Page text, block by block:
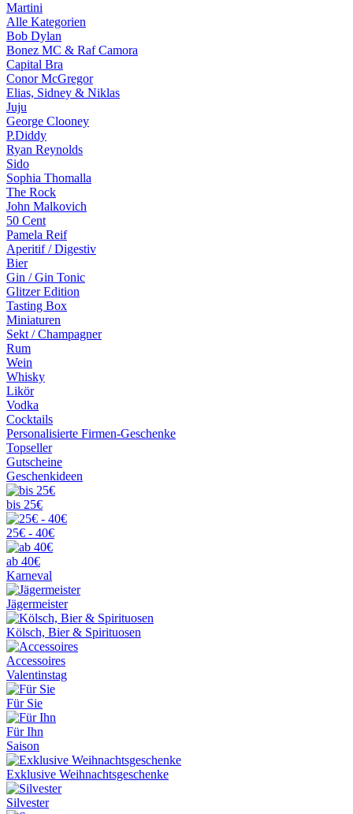
Martini
Alle Kategorien
Bob Dylan
Bonez MC & Raf Camora
Capital Bra
Conor McGregor
Elias, Sidney & Niklas
Juju
George Clooney
P.Diddy
Ryan Reynolds
Sido
Sophia Thomalla
The Rock
John Malkovich
50 Cent
Pamela Reif
Aperitif / Digestiv
Bier
Gin / Gin Tonic
Glitzer Edition
Tasting Box
Miniaturen
Sekt / Champagner
Rum
Wein
Whisky
Likör
Vodka
Cocktails
Personalisierte Firmen-Geschenke
Topseller
Gutscheine
Geschenkideen
bis 25€
25€ - 40€
ab 40€
Karneval
Jägermeister
Kölsch, Bier & Spirituosen
Accessoires
Valentinstag
Für Sie
Für Ihn
Saison
Exklusive Weihnachtsgeschenke
Silvester